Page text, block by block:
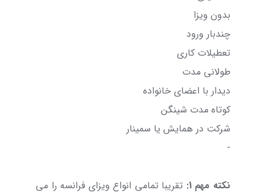
بدون ویزا
چندبار ورود
تعطیلات کاری
طولانی مدت
دیدار با اعضای خانواده
کوتاه مدت شینگن
شرکت در همایش یا سمینار
-
نکته مهم 1: تقریبا تمامی انواع ویزای فرانسه را می